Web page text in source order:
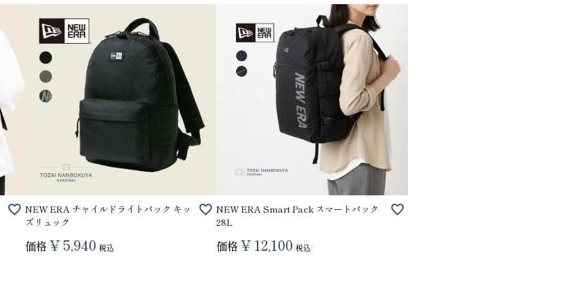
NEW ERA チャイルドライトパック キッ
ズリュック
価格 ¥ 5,940 税込
NEW ERA Smart Pack スマートパック
28L
価格 ¥12,100 税込